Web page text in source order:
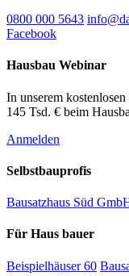
0800 000 5643
Facebook
Hausbau Webinar
In unserem
145 Tsd. € beim
Anmelden
Selbstbauprofis
Bausatzhaus Süd
Für Haus bauer
Beispielhäuser60